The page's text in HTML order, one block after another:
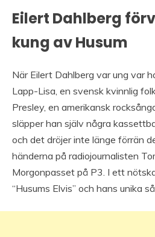
Eilert Dahlberg
kung av Husum
När Eilert Dahlberg var ung var
Lapp-Lisa, en svensk kvinnlig
Presley, en amerikansk
släpper han själv några
och det dröjer inte länge förrän
händerna på radiojournalisten
Morgonpasset på P3. I ett
“Husums Elvis” och hans unika